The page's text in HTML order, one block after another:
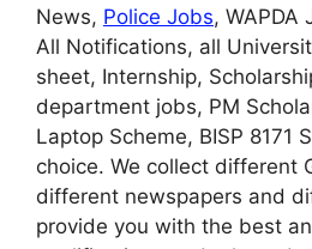
News, Police Jobs, WAPDA
All Notifications, all
sheet, Internship,
department jobs, PM
Laptop Scheme, BISP 8171
choice. We collect different
different newspapers and
provide you with the best